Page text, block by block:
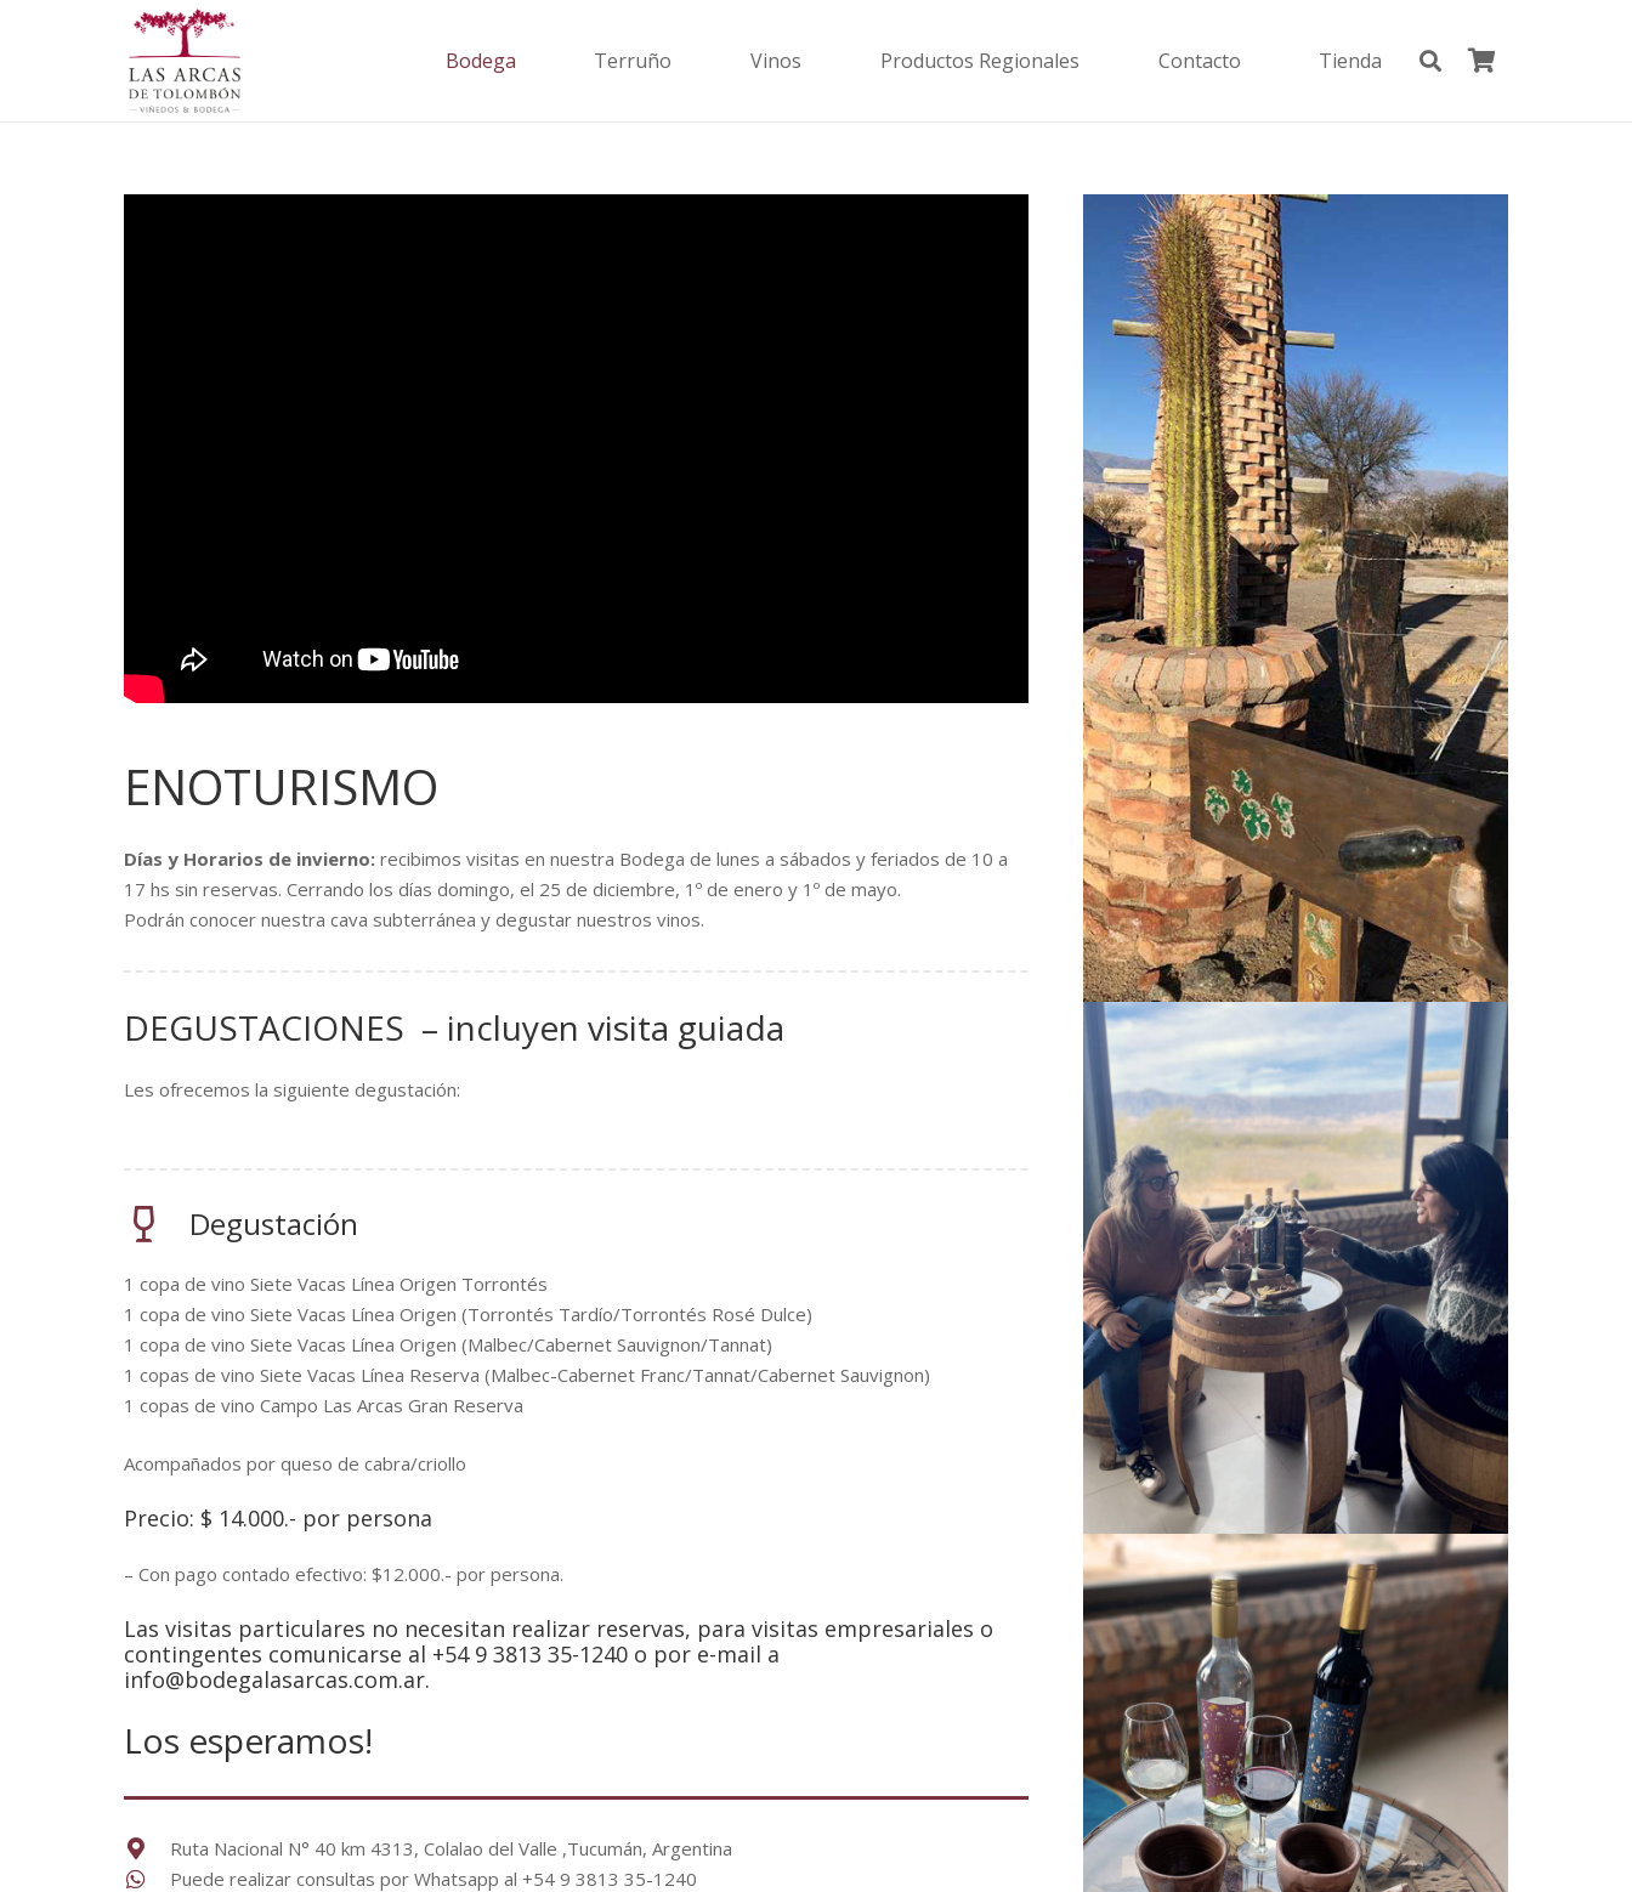
Bodega Terruño Vinos Productos Regionales Contacto Tienda
ENOTURISMO
Días y Horarios de invierno: recibimos visitas en nuestra Bodega de lunes a sábados y feriados de 10 a
17 hs sin reservas. Cerrando los días domingo, el 25 de diciembre, 1º de enero y 1º de mayo.
Podrán conocer nuestra cava subterránea y degustar nuestros vinos.
DEGUSTACIONES – incluyen visita guiada
Les ofrecemos la siguiente degustación:
Degustación
1 copa de vino Siete Vacas Línea Origen Torrontés
1 copa de vino Siete Vacas Línea Origen (Torrontés Tardío/Torrontés Rosé Dulce)
1 copa de vino Siete Vacas Línea Origen (Malbec/Cabernet Sauvignon/Tannat)
1 copas de vino Siete Vacas Línea Reserva (Malbec-Cabernet Franc/Tannat/Cabernet Sauvignon)
1 copas de vino Campo Las Arcas Gran Reserva
Acompañados por queso de cabra/criollo
Precio: $ 14.000.- por persona
– Con pago contado efectivo: $12.000.- por persona.
Las visitas particulares no necesitan realizar reservas, para visitas empresariales o
contingentes comunicarse al +54 9 3813 35-1240 o por e-mail a
info@bodegalasarcas.com.ar.
Los esperamos!
Ruta Nacional N° 40 km 4313, Colalao del Valle ,Tucumán, Argentina
Puede realizar consultas por Whatsapp al +54 9 3813 35-1240